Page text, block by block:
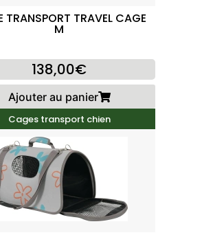
TRANSPORT TRAVEL CAGE
M
138,00€
Ajouter au panier
Cages transport chien